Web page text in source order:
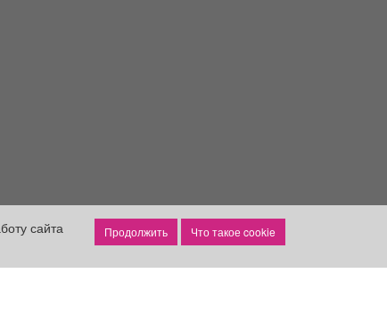
сайта
Что такое cookie